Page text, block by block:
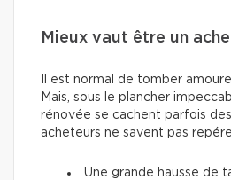
Mieux vaut être un
Il est normal de tomber
Mais, sous le plancher
rénovée se cachent parfois
acheteurs ne savent pas
Une grande hausse de